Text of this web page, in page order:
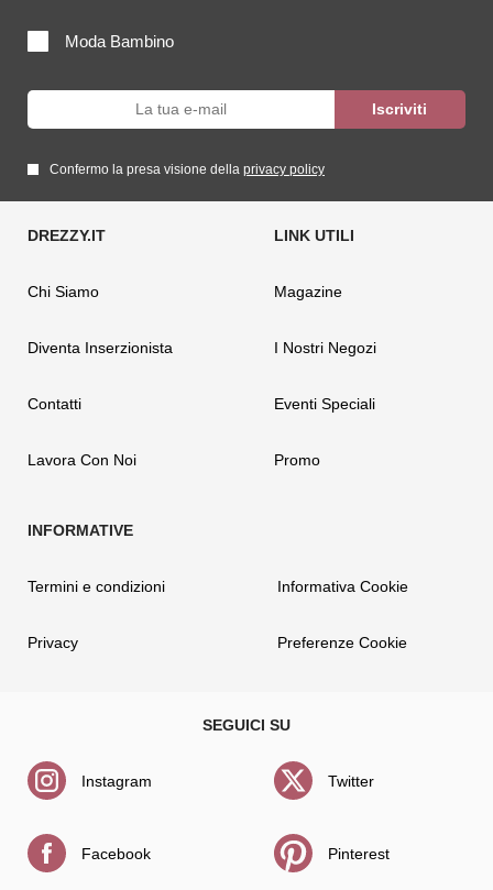
Moda Bambino
Confermo la presa visione della privacy policy
Chi Siamo
Diventa Inserzionista
Contatti
Lavora Con Noi
Magazine
I Nostri Negozi
Eventi Speciali
Promo
Termini e condizioni
Privacy
Informativa Cookie
Preferenze Cookie
Instagram
Facebook
Twitter
Pinterest